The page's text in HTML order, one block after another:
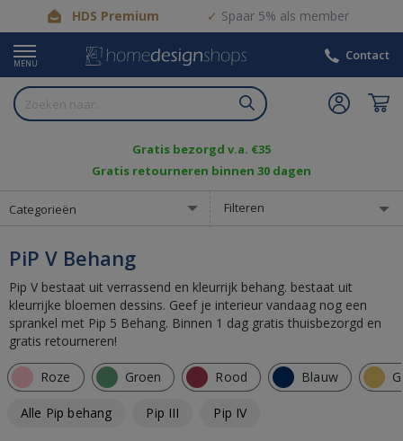
HDS Premium Spaar 5% als member
MENU
Contact
Gratis bezorgd v.a. €35
Gratis retourneren binnen 30 dagen
Categorieën Filteren
PiP V Behang
Pip V bestaat uit verrassend en kleurrijk behang. bestaat uit
kleurrijke bloemen dessins. Geef je interieur vandaag nog een
sprankel met Pip 5 Behang. Binnen 1 dag gratis thuisbezorgd en
gratis retourneren!
Roze Groen Rood Blauw
Alle Pip behang Pip III Pip IV